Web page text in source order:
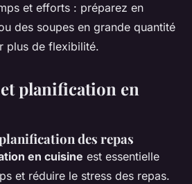
et efforts : préparez en
des soupes en grande quantité
plus de flexibilité.
planification en
des repas
en cuisine est essentielle
et réduire le stress des repas.